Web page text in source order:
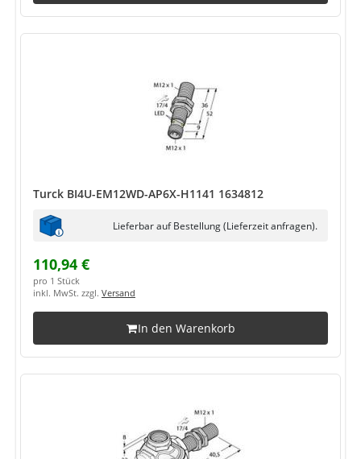
Turck BI4U-EM12WD-AP6X-H1141 1634812
Lieferbar auf Bestellung (Lieferzeit anfragen).
110,94 €
pro 1 Stück
inkl. MwSt. zzgl. Versand
In den Warenkorb